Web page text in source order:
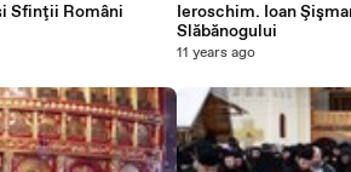
Sfinţii Români
Ieroschim. Ioan
Slăbănogului
11 years ago